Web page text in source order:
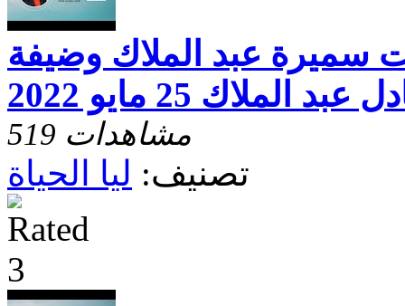
سميرة عبد الملاك وضيفة
الملاك 25 مايو 2022
519 مشاهدات
تصنيف: ليا الحياة